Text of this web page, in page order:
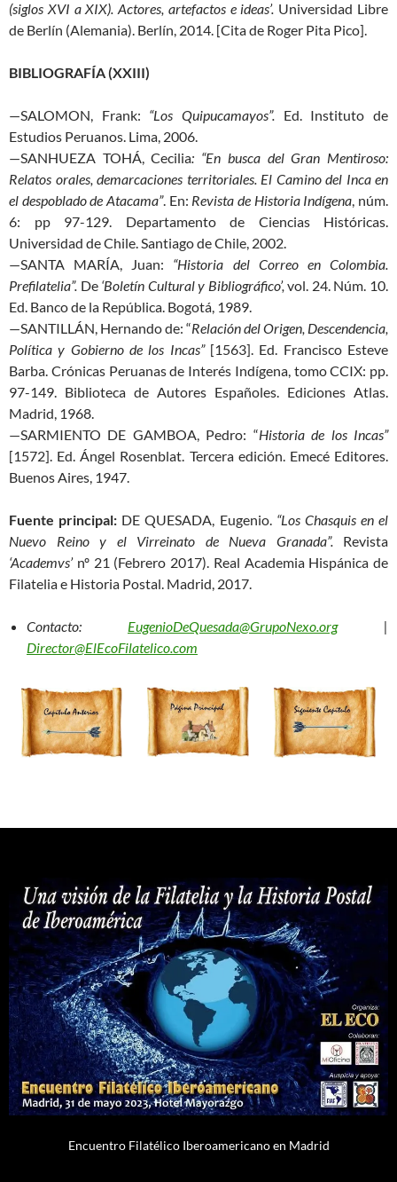
(siglos XVI a XIX). Actores, artefactos e ideas’. Universidad Libre
de Berlín (Alemania). Berlín, 2014. [Cita de Roger Pita Pico].
BIBLIOGRAFÍA (XXIII)
—SALOMON, Frank: “Los Quipucamayos”. Ed. Instituto de
Estudios Peruanos. Lima, 2006.
—SANHUEZA TOHÁ, Cecilia: “En busca del Gran Mentiroso:
Relatos orales, demarcaciones territoriales. El Camino del Inca en
el despoblado de Atacama”. En: Revista de Historia Indígena, núm.
6: pp 97-129. Departamento de Ciencias Históricas.
Universidad de Chile. Santiago de Chile, 2002.
—SANTA MARÍA, Juan: “Historia del Correo en Colombia.
Prefilatelia”. De‘Boletín Cultural y Bibliográfico’, vol. 24. Núm. 10.
Ed. Banco de la República. Bogotá, 1989.
—SANTILLÁN, Hernando de: “Relación del Origen, Descendencia,
Política y Gobierno de los Incas” [1563]. Ed. Francisco Esteve
Barba. Crónicas Peruanas de Interés Indígena, tomo CCIX: pp.
97-149. Biblioteca de Autores Españoles. Ediciones Atlas.
Madrid, 1968.
—SARMIENTO DE GAMBOA, Pedro: “Historia de los Incas”
[1572]. Ed. Ángel Rosenblat. Tercera edición. Emecé Editores.
Buenos Aires, 1947.
Fuente principal: DE QUESADA, Eugenio. “Los Chasquis en el
Nuevo Reino y el Virreinato de Nueva Granada”. Revista
‘Academvs’nº 21 (Febrero 2017). Real Academia Hispánica de
Filatelia e Historia Postal. Madrid, 2017.
Contacto: EugenioDeQuesada@GrupoNexo.org|
Director@ElEcoFilatelico.com
Encuentro Filatélico Iberoamericano en Madrid